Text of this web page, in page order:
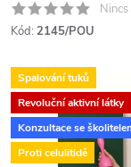
Kód: 2145/POU
Spalování tuků
Revoluční aktivní látky
Konzultace se
Proti celulitidě